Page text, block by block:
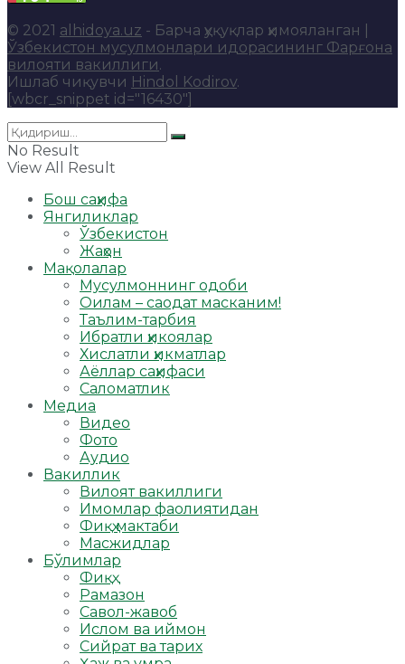
© 2021 alhidoya.uz - Барча ҳуқуқлар ҳимояланган |
Ўзбекистон мусулмонлари идорасининг Фарғона
вилояти вакиллиги.
Ишлаб чиқувчи Hindol Kodirov.
[wbcr_snippet id="16430"]
No Result
View All Result
Бош саҳифа
Янгиликлар
Ўзбекистон
Жаҳон
Мақолалар
Мусулмоннинг одоби
Оилам – саодат масканим!
Таълим-тарбия
Ибратли ҳикоялар
Хислатли ҳикматлар
Аёллар саҳифаси
Саломатлик
Медиа
Видео
Фото
Аудио
Вакиллик
Вилоят вакиллиги
Имомлар фаолиятидан
Фиқҳ мактаби
Масжидлар
Бўлимлар
Фиқҳ
Рамазон
Савол-жавоб
Ислом ва иймон
Сийрат ва тарих